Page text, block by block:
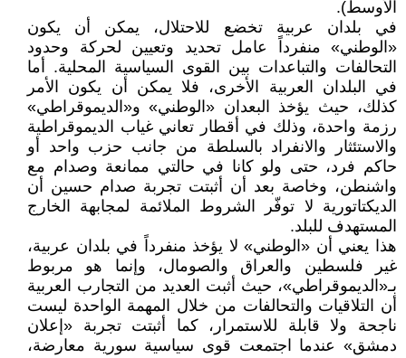
الأوسط).
في بلدان عربية تخضع للاحتلال، يمكن أن يكون
«الوطني» منفرداً عامل تحديد وتعيين لحركة وحدود
التحالفات والتباعدات بين القوى السياسية المحلية. أما
في البلدان العربية الأخرى، فلا يمكن أن يكون الأمر
كذلك، حيث يؤخذ البعدان «الوطني» و«الديموقراطي»
رزمة واحدة، وذلك في أقطار تعاني غياب الديموقراطية
والاستئثار والانفراد بالسلطة من جانب حزب واحد أو
حاكم فرد، حتى ولو كانا في حالتي ممانعة وصدام مع
واشنطن، وخاصة بعد أن أثبتت تجربة صدام حسين أن
الديكتاتورية لا توفّر الشروط الملائمة لمجابهة الخارج
المستهدف للبلد.
هذا يعني أن «الوطني» لا يؤخذ منفرداً في بلدان عربية،
غير فلسطين والعراق والصومال، وإنما هو مربوط
بـ«الديموقراطي»، حيث أثبت العديد من التجارب العربية
أن التلاقيات والتحالفات من خلال المهمة الواحدة ليست
ناجحة ولا قابلة للاستمرار، كما أثبتت تجربة «إعلان
دمشق» عندما اجتمعت قوى سياسية سورية معارضة،